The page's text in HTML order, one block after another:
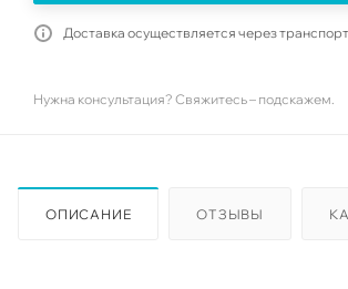
Доставка осуществляется через
Нужна консультация? Свяжитесь – подскажем.
ОПИСАНИЕ ОТЗЫВЫ